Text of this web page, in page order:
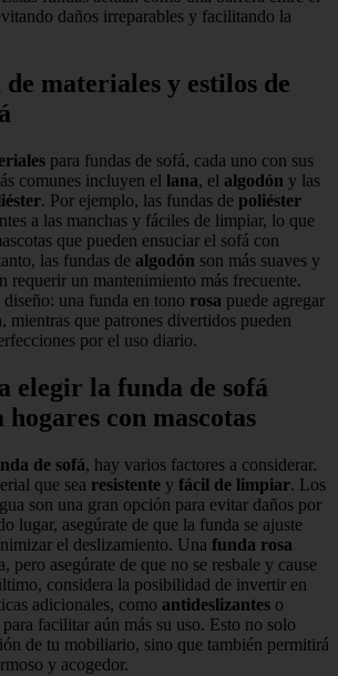
daños irreparables y facilitando la
materiales y estilos de
para fundas de sofá, cada uno con sus
comunes incluyen el lana, el algodón y las
. Por ejemplo, las fundas de poliéster
a las manchas y fáciles de limpiar, lo que
que pueden ensuciar el sofá con
las fundas de algodón son más suaves y
requerir un mantenimiento más frecuente.
una funda en tono rosa puede agregar
mientras que patrones divertidos pueden
por el uso diario.
elegir la funda de sofá
con mascotas
de sofá, hay varios factores a considerar.
que sea resistente y fácil de limpiar. Los
son una gran opción para evitar daños por
lugar, asegúrate de que la funda se ajuste
el deslizamiento. Una funda rosa
pero asegúrate de que no se resbale y cause
considera la posibilidad de invertir en
adicionales, como antideslizantes o
para facilitar aún más su uso. Esto no solo
de tu mobiliario, sino que también permitirá
y acogedor.